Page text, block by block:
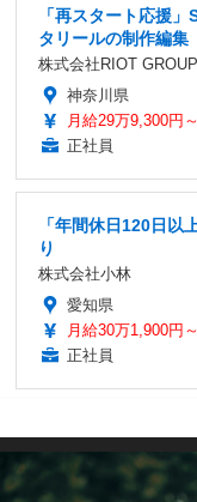
「再スタート応援
タリールの制作編集
株式会社RIOT GROUP
神奈川県
月給29万9,300円
正社員
「年間休日120日以
り
株式会社小林
愛知県
月給30万1,900円
正社員